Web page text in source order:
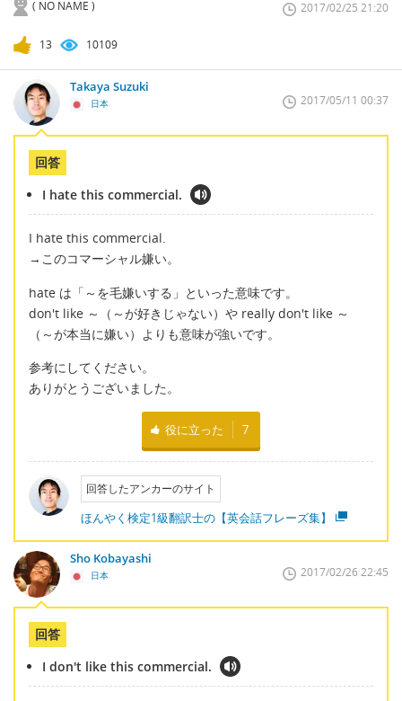
( NO NAME ) 2017/02/25 21:20
13 10109
Takaya Suzuki
日本 2017/05/11 00:37
回答
I hate this commercial.
I hate this commercial.
→このコマーシャル嫌い。
hate は「～を毛嫌いする」といった意味です。
don't like ～（～が好きじゃない）や really don't like ～
（～が本当に嫌い）よりも意味が強いです。
参考にしてください。
ありがとうございました。
役に立った 7
回答したアンカーのサイト
ほんやく検定1級翻訳士の【英会話フレーズ集】
Sho Kobayashi
日本 2017/02/26 22:45
回答
I don't like this commercial.